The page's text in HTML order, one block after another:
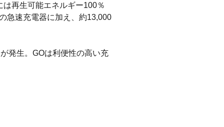
再生可能エネルギー100％
急速充電器に加え、約13,000
発生。GOは利便性の高い充